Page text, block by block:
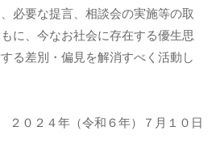
必要な提言、相談会の実施等の取
に、今なお社会に存在する優生思
る差別・偏見を解消すべく活動し
２０２４年（令和６年）７月１０日